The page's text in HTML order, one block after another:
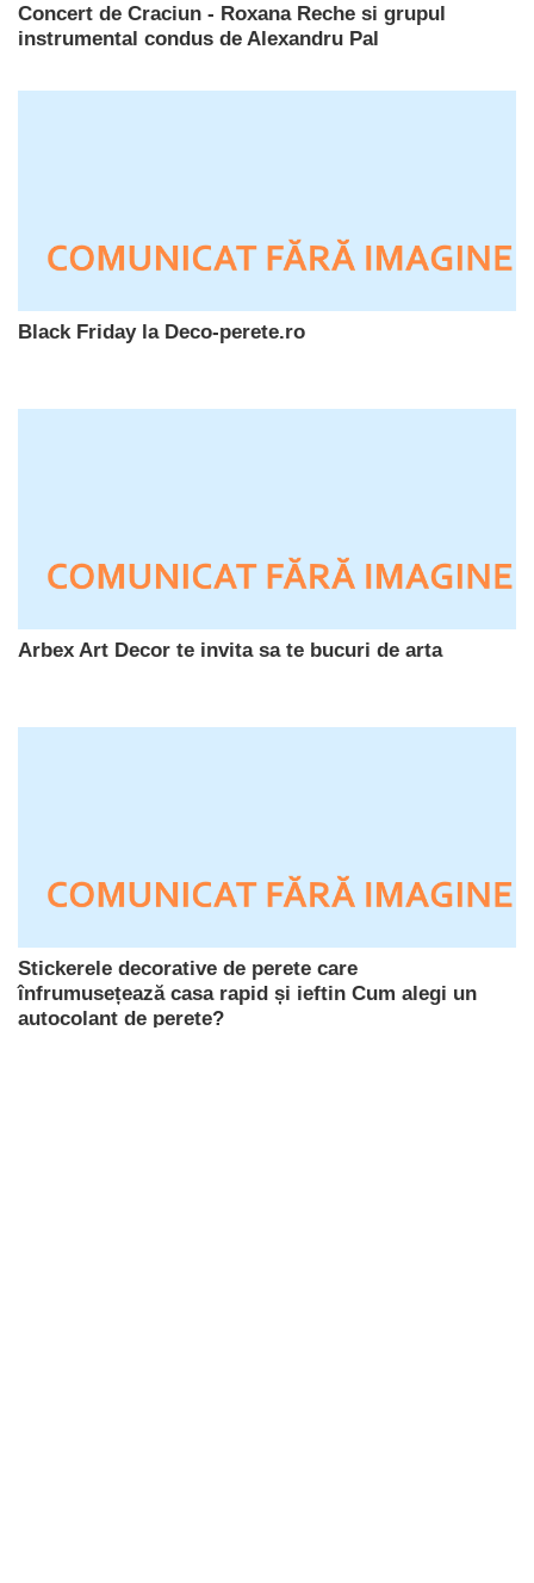
Concert de Craciun - Roxana Reche si grupul
instrumental condus de Alexandru Pal
Black Friday la Deco-perete.ro
Arbex Art Decor te invita sa te bucuri de arta
Stickerele decorative de perete care
înfrumusețează casa rapid și ieftin Cum alegi un
autocolant de perete?